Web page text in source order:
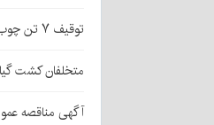
توقیف ۷ تن چوب قاچاق تاغ در رفسنجان
متخلفان کشت
آگهی مناقصه عمومی دو